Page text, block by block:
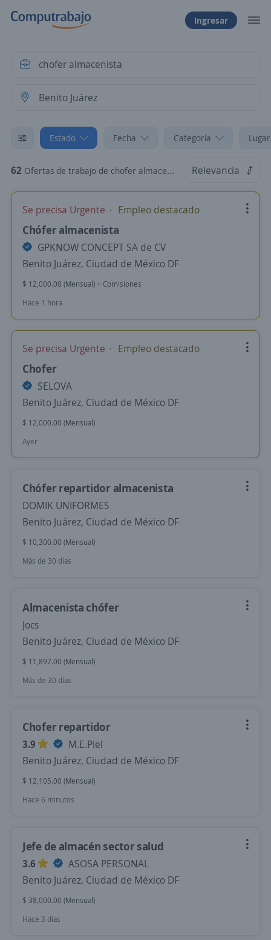
Ingresar
Estado Fecha Categoría
62 Ofertas de trabajo de chofer almacenista en Benito Juárez, Ciudad de México DF Relevancia
Se precisa Urgente Empleo destacado
Chófer almacenista
GPKNOW CONCEPT SA de CV
Benito Juárez, Ciudad de México DF
$ 12,000.00 (Mensual) + Comisiones
Hace 1 hora
Se precisa Urgente Empleo destacado
Chofer
SELOVA
Benito Juárez, Ciudad de México DF
$ 12,000.00 (Mensual)
Ayer
Chófer repartidor almacenista
DOMIK UNIFORMES
Benito Juárez, Ciudad de México DF
$ 10,300.00 (Mensual)
Más de 30 días
Almacenista chófer
Jocs
Benito Juárez, Ciudad de México DF
$ 11,897.00 (Mensual)
Más de 30 días
Chofer repartidor
3.9
M.E.Piel
Benito Juárez, Ciudad de México DF
$ 12,105.00 (Mensual)
Hace 6 minutos
Jefe de almacén sector salud
3.6
ASOSA PERSONAL
Benito Juárez, Ciudad de México DF
$ 38,000.00 (Mensual)
Hace 3 días